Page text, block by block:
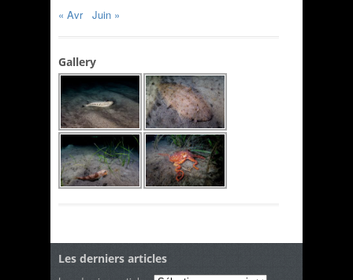
« Avr
Juin »
Gallery
Les derniers articles